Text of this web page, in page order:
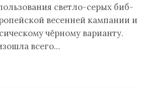
светло-серых биб-
весенней кампании и
чёрному варианту.
всего…